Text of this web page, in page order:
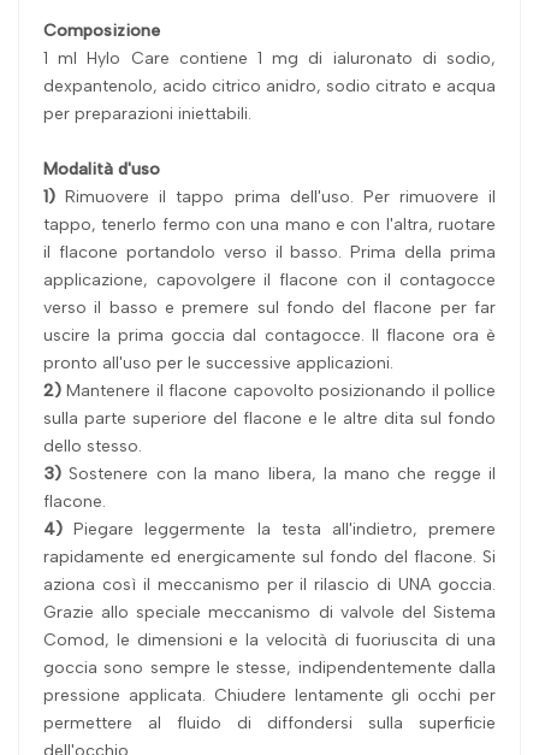
Composizione
1 ml Hylo Care contiene 1 mg di ialuronato di sodio,
dexpantenolo, acido citrico anidro, sodio citrato e acqua
per preparazioni iniettabili.
Modalità d'uso
1) Rimuovere il tappo prima dell'uso. Per rimuovere il
tappo, tenerlo fermo con una mano e con l'altra, ruotare
il flacone portandolo verso il basso. Prima della prima
applicazione, capovolgere il flacone con il contagocce
verso il basso e premere sul fondo del flacone per far
uscire la prima goccia dal contagocce. Il flacone ora è
pronto all'uso per le successive applicazioni.
2) Mantenere il flacone capovolto posizionando il pollice
sulla parte superiore del flacone e le altre dita sul fondo
dello stesso.
3) Sostenere con la mano libera, la mano che regge il
flacone.
4) Piegare leggermente la testa all'indietro, premere
rapidamente ed energicamente sul fondo del flacone. Si
aziona così il meccanismo per il rilascio di UNA goccia.
Grazie allo speciale meccanismo di valvole del Sistema
Comod, le dimensioni e la velocità di fuoriuscita di una
goccia sono sempre le stesse, indipendentemente dalla
pressione applicata. Chiudere lentamente gli occhi per
permettere al fluido di diffondersi sulla superficie
dell'occhio.